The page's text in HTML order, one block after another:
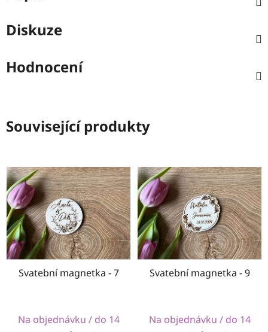
Diskuze
Hodnocení
Související produkty
Svatební magnetka - 7
Na objednávku / do 14
Svatební magnetka - 9
Na objednávku / do 14